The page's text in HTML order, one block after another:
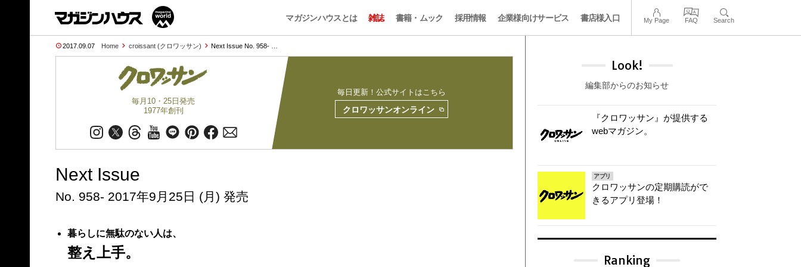
マガジンハウスとは 雑誌 書籍・ムック 採用情報 企業様向けサービス 書店様入口 My Page FAQ Search
2017.09.07 Home croissant (クロワッサン) Next Issue No. 958- …
毎月10・25日発売
1977年創刊
毎日更新！公式サイトはこちら
クロワッサンオンライン
Next Issue
No. 958- 2017年9月25日 (月) 発売
暮らしに無駄のない人は、
整え上手。
Look!
編集部からのお知らせ
『クロワッサン』が提供する
webマガジン。
アプリ
クロワッサンの定期購読がで
きるアプリ登場！
Ranking